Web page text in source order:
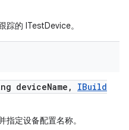
踪的 ITestDevice。
deviceName ,
IBuild
指定设备配置名称。